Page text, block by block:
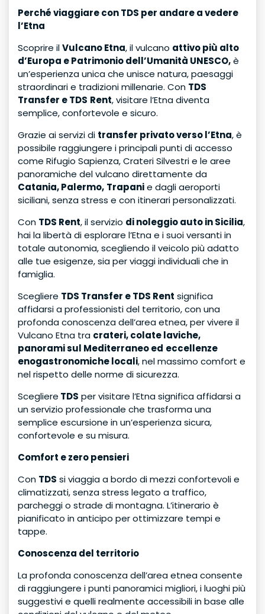
Perché viaggiare con TDS per andare a vedere
l’Etna
Scoprire ilVulcano Etna, il vulcano attivo più alto
d’Europa e Patrimonio dell’Umanità UNESCO,è
un’esperienza unica che unisce natura, paesaggi
straordinari e tradizioni millenarie. Con TDS
Transfer e TDS Rent, visitare l’Etna diventa
semplice, confortevole e sicuro.
Grazie ai servizi di transfer privato verso l’Etna, è
possibile raggiungere i principali punti di accesso
come Rifugio Sapienza, Crateri Silvestri e le aree
panoramiche del vulcano direttamente da
Catania, Palermo, Trapanie dagli aeroporti
siciliani, senza stress e con itinerari personalizzati.
Con TDS Rent, il servizio di noleggio auto in Sicilia,
hai la libertà di esplorare l’Etna e i suoi versanti in
totale autonomia, scegliendo il veicolo più adatto
alle tue esigenze, sia per viaggi individuali che in
famiglia.
Scegliere TDS Transfer e TDS Rent significa
affidarsi a professionisti del territorio, con una
profonda conoscenza dell’area etnea, per vivere il
Vulcano Etna tra crateri, colate laviche,
panorami sul Mediterraneo ed eccellenze
enogastronomiche locali, nel massimo comfort e
nel rispetto delle norme di sicurezza.
Scegliere TDS per visitare l’Etna significa affidarsi a
un servizio professionale che trasforma una
semplice escursione in un’esperienza sicura,
confortevole e su misura.
Comfort e zero pensieri
Con TDS si viaggia a bordo di mezzi confortevoli e
climatizzati, senza stress legato a traffico,
parcheggi o strade di montagna. L’itinerario è
pianificato in anticipo per ottimizzare tempi e
tappe.
Conoscenza del territorio
La profonda conoscenza dell’area etnea consente
di raggiungere i punti panoramici migliori, i luoghi più
suggestivi e quelli realmente accessibili in base alle